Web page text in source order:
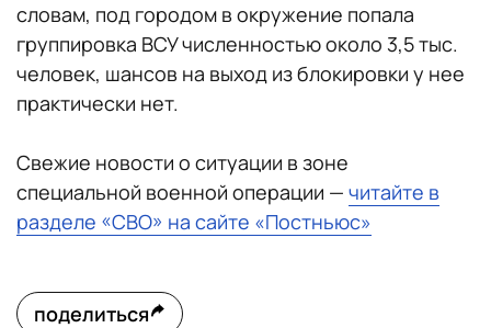
словам, под городом в окружение попала
группировка ВСУ численностью около 3,5 тыс.
человек, шансов на выход из блокировки у нее
практически нет.
Свежие новости о ситуации в зоне
специальной военной операции — читайте в
разделе «СВО» на сайте «Постньюс»
поделиться